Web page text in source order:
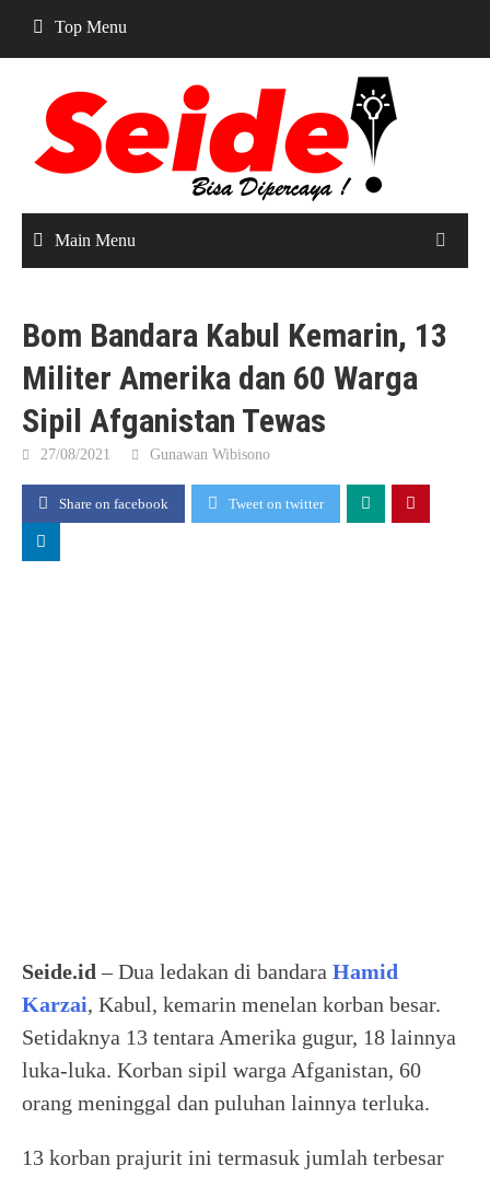
content
Top Menu
Main Menu
Bom Bandara Kabul Kemarin, 13
Militer Amerika dan 60 Warga
Sipil Afganistan Tewas
27/08/2021 Gunawan Wibisono
Share on facebook Tweet on twitter
Seide.id – Dua ledakan di bandara Hamid
Karzai, Kabul, kemarin menelan korban besar.
Setidaknya 13 tentara Amerika gugur, 18 lainnya
luka-luka. Korban sipil warga Afganistan, 60
orang meninggal dan puluhan lainnya terluka.
13 korban prajurit ini termasuk jumlah terbesar